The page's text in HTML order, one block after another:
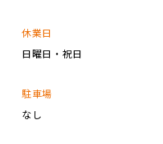
休業日
日曜日・祝日
駐車場
なし